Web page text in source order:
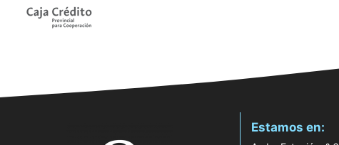
Estamos en: